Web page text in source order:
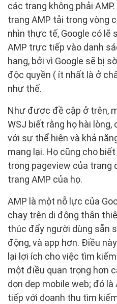
các trang không phải
trang AMP tải trong vòng
nhìn thực tế, Google có lẽ
AMP trực tiếp vào danh
hang, bởi vì Google sẽ bị
độc quyền ( ít nhất là ở
như thế.
Như được đề cập ở trên,
WSJ biết rằng họ hài
với sự thể hiện và khả
mang lại. Họ cũng cho
trong pageview của trang
trang AMP của họ.
AMP là một nỗ lực của
chạy trên di động thân
thúc đẩy người dùng sẵn
động, và app hơn. Điều
lại lợi ích cho việc tìm
một điều quan trọng hơn
dọn dẹp mobile web; đó
tiếp với doanh thu tìm